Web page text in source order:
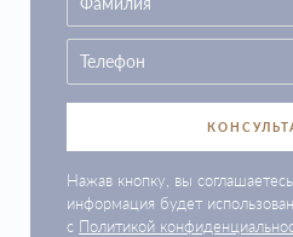
Нажав кнопку, вы
информация будет
с Политикой